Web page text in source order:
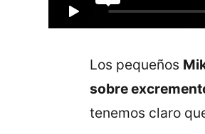
Los pequeños
sobre
tenemos claro